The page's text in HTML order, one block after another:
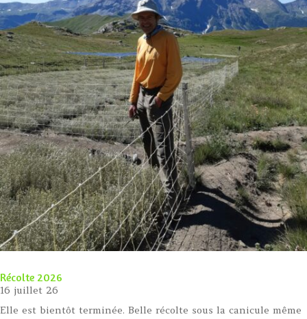
Récolte 2026
16 juillet 26
Elle est bientôt terminée. Belle récolte sous la canicule même